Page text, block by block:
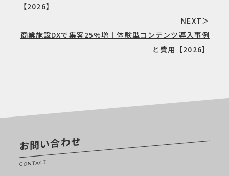
【2026】
NEXT＞
商業施設DXで集客25%増｜体験型コンテンツ導入事例
と費用【2026】
お問い合わせ
CONTACT